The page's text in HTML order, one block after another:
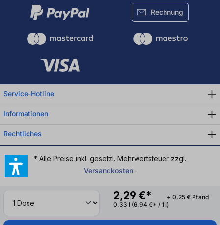
2,29 €*
+ 0,25 € Pfand
0,33 l (6,94 €* / 1 l)
Rechnung
Service-Hotline
Informationen
Rechtliches
* Alle Preise inkl. gesetzl. Mehrwertsteuer zzgl.
Versandkosten.